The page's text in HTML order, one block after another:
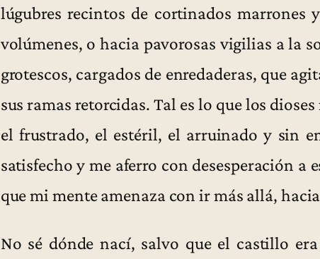
lúgubres recintos de cortinados marrones
volúmenes, o hacia pavorosas vigilias a la
grotescos, cargados de enredaderas, que
sus ramas retorcidas. Tal es lo que los
el frustrado, el estéril, el arruinado y sin
satisfecho y me aferro con desesperación a
que mi mente amenaza con ir más allá,
No sé dónde nací, salvo que el castillo